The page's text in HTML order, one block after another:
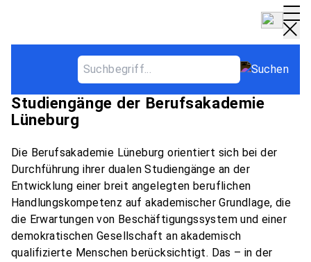
Qualifikationsziele und
Abschlussniveau der dualen
Studiengänge der Berufsakademie
Lüneburg
Die Berufsakademie Lüneburg orientiert sich bei der
Durchführung ihrer dualen Studiengänge an der
Entwicklung einer breit angelegten beruflichen
Handlungskompetenz auf akademischer Grundlage, die
die Erwartungen von Beschäftigungssystem und einer
demokratischen Gesellschaft an akademisch
qualifizierte Menschen berücksichtigt. Das – in der